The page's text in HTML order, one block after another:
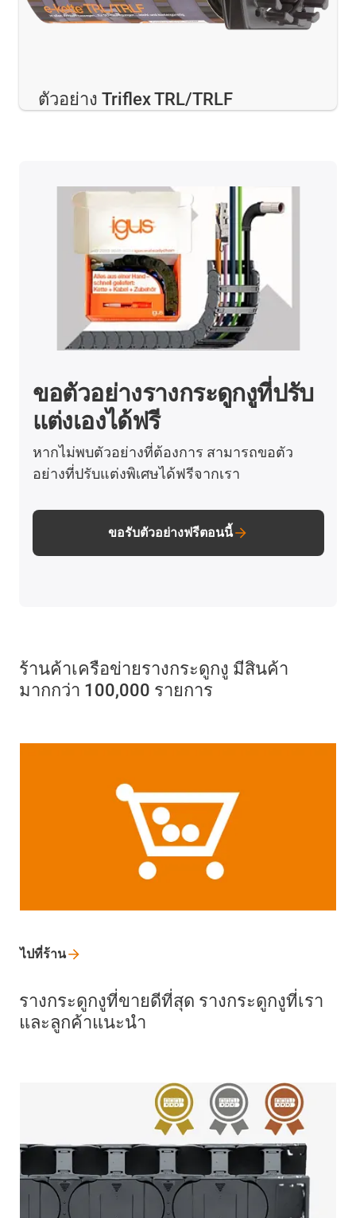
ตัวอย่าง Triflex TRL/TRLF
ขอตัวอย่างรางกระดูกงูที่ปรับ
แต่งเองได้ฟรี
หากไม่พบตัวอย่างที่ต้องการ สามารถขอตัว
อย่างที่ปรับแต่งพิเศษได้ฟรีจากเรา
ขอรับตัวอย่างฟรีตอนนี้
ร้านค้าเครือข่ายรางกระดูกงู มีสินค้า
มากกว่า 100,000 รายการ
ไปที่ร้าน
รางกระดูกงูที่ขายดีที่สุด รางกระดูกงูที่เรา
และลูกค้าแนะนำ